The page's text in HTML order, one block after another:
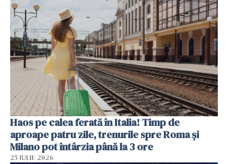
Haos pe calea ferată în Italia! Timp de
aproape patru zile, trenurile spre Roma și
Milano pot întârzia până la 3 ore
25 IULIE 2026